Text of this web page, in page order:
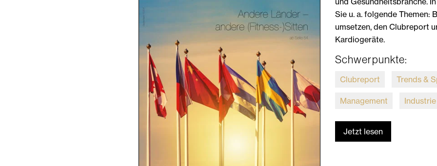
Sie u. a. folgende Themen:
umsetzen, den Clubreport
Kardiogeräte.
Schwerpunkte:
Clubreport Trends &
Management Industrie
Jetzt lesen